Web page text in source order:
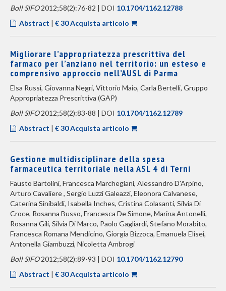
Boll SIFO2012;58(2):76-82 | DOI 10.1704/1162.12788
Abstract | € 30 Acquista articolo
Migliorare l’appropriatezza prescrittiva del
farmaco per l’anziano nel territorio: un esteso e
comprensivo approccio nell’AUSL di Parma
Elsa Russi, Giovanna Negri, Vittorio Maio, Carla Bertelli, Gruppo
Appropriatezza Prescrittiva (GAP)
Boll SIFO2012;58(2):83-88 | DOI 10.1704/1162.12789
Abstract | € 30 Acquista articolo
Gestione multidisciplinare della spesa
farmaceutica territoriale nella ASL 4 di Terni
Fausto Bartolini, Francesca Marchegiani, Alessandro D’Arpino,
Arturo Cavaliere , Sergio Luzzi Galeazzi, Eleonora Calvanese,
Caterina Sinibaldi, Isabella Inches, Cristina Colasanti, Silvia Di
Croce, Rosanna Busso, Francesca De Simone, Marina Antonelli,
Rosanna Gili, Silvia Di Marco, Paolo Gagliardi, Stefano Morabito,
Francesca Romana Mendicino, Giorgia Bizzoca, Emanuela Elisei,
Antonella Giambuzzi, Nicoletta Ambrogi
Boll SIFO2012;58(2):89-93 | DOI 10.1704/1162.12790
Abstract | € 30 Acquista articolo